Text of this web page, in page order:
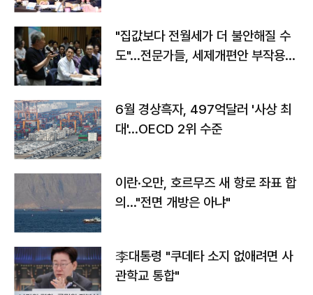
"집값보다 전월세가 더 불안해질 수
도"…전문가들, 세제개편안 부작용
6월 경상흑자, 497억달러 '사상 최
대'…OECD 2위 수준
이란·오만, 호르무즈 새 항로 좌표 합
의…"전면 개방은 아냐"
李대통령 "쿠데타 소지 없애려면 사
관학교 통합"